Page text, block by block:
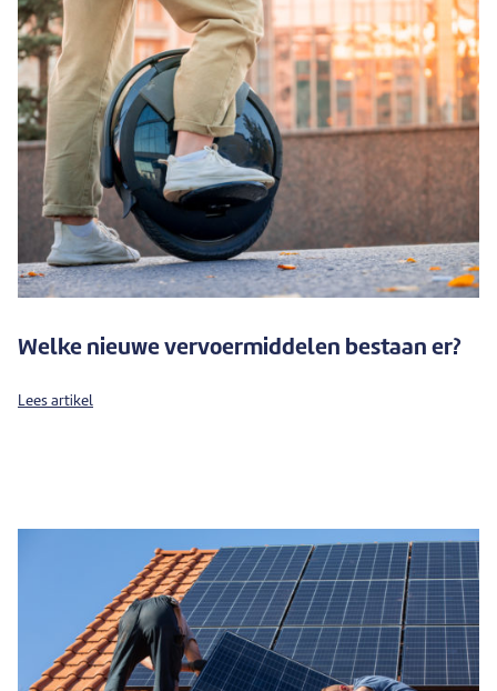
Welke nieuwe vervoermiddelen bestaan er?
Lees artikel